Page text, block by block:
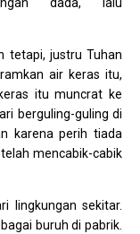
tetapi, justru Tuhan
air keras itu,
itu muncrat ke
berguling-guling di
karena perih tiada
mencabik-cabik
lingkungan sekitar.
buruh di pabrik.